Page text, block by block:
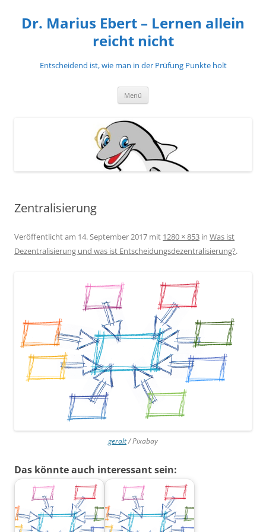
springen
Dr. Marius Ebert – Lernen allein
reicht nicht
Entscheidend ist, wie man in der Prüfung Punkte holt
Menü
Zentralisierung
Veröffentlicht am 14. September 2017 mit 1280 × 853 in Was ist
Dezentralisierung und was ist Entscheidungsdezentralisierung?.
geralt/ Pixabay
Das könnte auch interessant sein: